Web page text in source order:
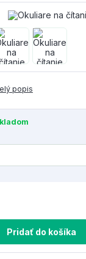
popis
Pridať do košíka